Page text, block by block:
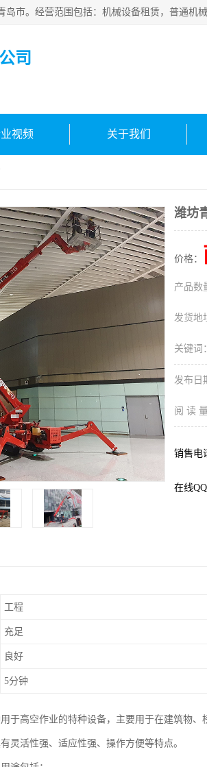
司
视频 关于我们
潍坊
价格：
产品数
发货地
关键词：
发布日
阅 读 量
销售电
在线QQ
工程
充足
良好
5分钟
于高空作业的特种设备，主要用于在建筑物
灵活性强、适应性强、操作方便等特点。